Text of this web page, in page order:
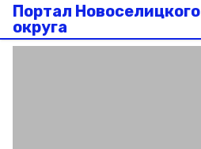
Портал Новоселицкого
округа